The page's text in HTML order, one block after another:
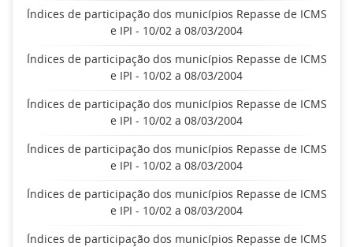
Índices de participação dos municípios Repasse de ICMS
e IPI - 10/02 a 08/03/2004
Índices de participação dos municípios Repasse de ICMS
e IPI - 10/02 a 08/03/2004
Índices de participação dos municípios Repasse de ICMS
e IPI - 10/02 a 08/03/2004
Índices de participação dos municípios Repasse de ICMS
e IPI - 10/02 a 08/03/2004
Índices de participação dos municípios Repasse de ICMS
e IPI - 10/02 a 08/03/2004
Índices de participação dos municípios Repasse de ICMS